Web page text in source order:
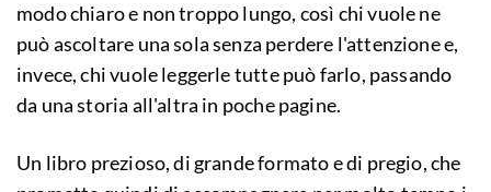
modo chiaro e non troppo lungo, così chi vuole ne
può ascoltare una sola senza perdere l'attenzione e,
invece, chi vuole leggerle tutte può farlo, passando
da una storia all'altra in poche pagine.
Un libro prezioso, di grande formato e di pregio, che